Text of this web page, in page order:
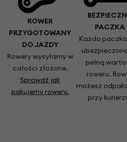
ROWER
PRZYGOTOWANY
DO JAZDY
Rowery wysyłamy w
całości złożone.
Sprawdź jak
pakujemy rowery.
PACZKA
Każda
pełną
roweru.
możesz
przy